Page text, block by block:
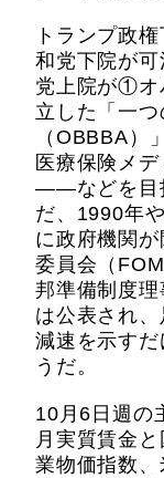
トランプ政
和党下院が
党上院が①オ
立した「一
（OBBBA）
医療保険メ
――などを目
だ、1990年
に政府機関
委員会（
邦準備制度
は公表され
減速を示す
うだ。
10月6日週の
月実質賃金
業物価指数